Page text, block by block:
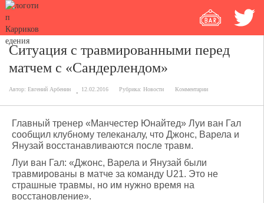
Ситуация с травмированными перед
матчем с «Сандерлендом»
Автор: Евгений Арбенин 12.02.2016 Рубрика: Новости Комментарии
Главный тренер «Манчестер Юнайтед» Луи ван Гал
сообщил клубному телеканалу, что Джонс, Варела и
Янузай восстанавливаются после травм.
Луи ван Гал: «Джонс, Варела и Янузай были
травмированы в матче за команду U21. Это не
страшные травмы, но им нужно время на
восстановление».